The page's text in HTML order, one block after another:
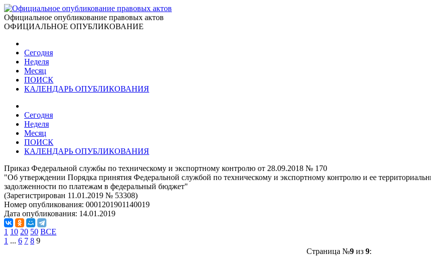
Официальное опубликование правовых актов
ОФИЦИАЛЬНОЕ ОПУБЛИКОВАНИЕ
Сегодня
Неделя
Месяц
ПОИСК
КАЛЕНДАРЬ ОПУБЛИКОВАНИЯ
Сегодня
Неделя
Месяц
ПОИСК
КАЛЕНДАРЬ ОПУБЛИКОВАНИЯ
Приказ Федеральной службы по техническому и экспортному контролю от 28.09.2018 № 170
"Об утверждении Порядка принятия Федеральной службой по техническому и экспортному контролю и ее
задолженности по платежам в федеральный бюджет"
(Зарегистрирован 11.01.2019 № 53308)
Номер опубликования: 0001201901140019
Дата опубликования: 14.01.2019
1 10 20 50 ВСЕ
1 ... 6 7 8 9
Страница №9из 9: